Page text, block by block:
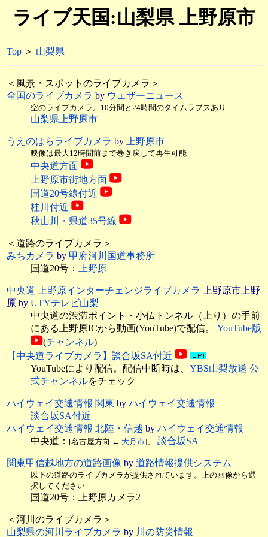
ライブ天国:山梨県 上野原市
Top ＞ 山梨県
＜風景・スポットのライブカメラ＞
全国のライブカメラ by ウェザーニュース
空のライブカメラ。10分間と24時間のタイムラプスあり
山梨県上野原市
うえのはらライブカメラ by 上野原市
映像は最大12時間前まで巻き戻して再生可能
中央道方面
上野原市街地方面
国道20号線付近
桂川付近
秋山川・県道35号線
＜道路のライブカメラ＞
みちカメラ by 甲府河川国道事務所
国道20号： 上野原
中央道 上野原インターチェンジライブカメラ 上野原市上野
原 by UTYテレビ山梨
中央道の渋滞ポイント・小仏トンネル（上り）の手前
にある上野原ICから動画(YouTube)で配信。 YouTube版
(チャンネル)
【中央道ライブカメラ】談合坂SA付近
YouTubeにより配信。配信中断時は、 YBS山梨放送 公
式チャンネルをチェック
ハイウェイ交通情報 関東 by ハイウェイ交通情報
談合坂SA付近
ハイウェイ交通情報 北陸・信越 by ハイウェイ交通情報
中央道： [名古屋方向 ← 大月市]、 談合坂SA
関東甲信越地方の道路画像 by 道路情報提供システム
以下の道路のライブカメラが提供されています。上の画像から選
択してください
国道20号：上野原カメラ2
＜河川のライブカメラ＞
山梨県の河川ライブカメラ by 川の防災情報